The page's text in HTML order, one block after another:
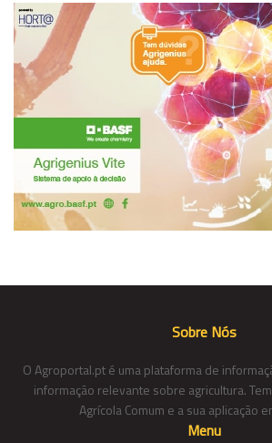
Sobre Nós
O Agroportal.pt é uma plataforma de
informação relevante sobre agricultura.
Agrícola Comum e a sua aplicação
Menu